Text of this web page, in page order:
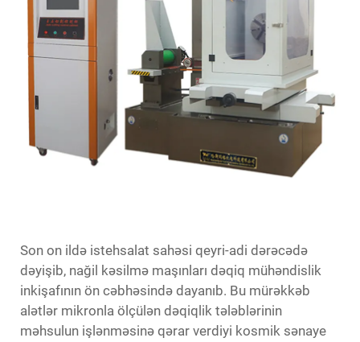
Son on ildə istehsalat sahəsi qeyri-adi dərəcədə
dəyişib, nağil kəsilmə maşınları dəqiq mühəndislik
inkişafının ön cəbhəsində dayanıb. Bu mürəkkəb
alətlər mikronla ölçülən dəqiqlik tələblərinin
məhsulun işlənməsinə qərar verdiyi kosmik sənaye